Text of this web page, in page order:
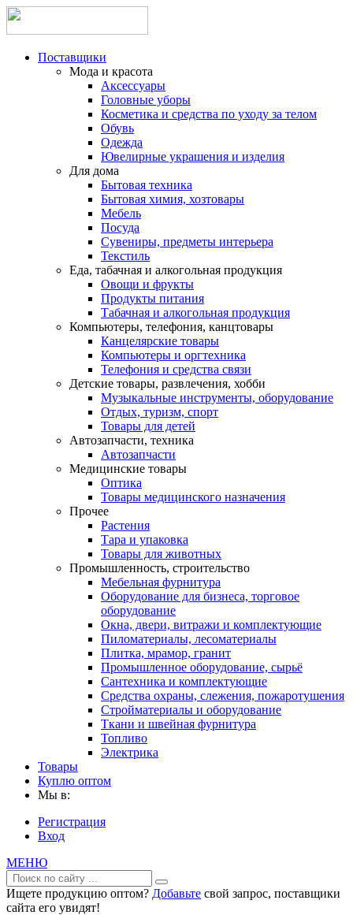
Поставщики
Мода и красота
Аксессуары
Головные уборы
Косметика и средства по уходу за телом
Обувь
Одежда
Ювелирные украшения и изделия
Для дома
Бытовая техника
Бытовая химия, хозтовары
Мебель
Посуда
Сувениры, предметы интерьера
Текстиль
Еда, табачная и алкогольная продукция
Овощи и фрукты
Продукты питания
Табачная и алкогольная продукция
Компьютеры, телефония, канцтовары
Канцелярские товары
Компьютеры и оргтехника
Телефония и средства связи
Детские товары, развлечения, хобби
Музыкальные инструменты, оборудование
Отдых, туризм, спорт
Товары для детей
Автозапчасти, техника
Автозапчасти
Медицинские товары
Оптика
Товары медицинского назначения
Прочее
Растения
Тара и упаковка
Товары для животных
Промышленность, строительство
Мебельная фурнитура
Оборудование для бизнеса, торговое
оборудование
Окна, двери, витражи и комплектующие
Пиломатериалы, лесоматериалы
Плитка, мрамор, гранит
Промышленное оборудование, сырьё
Сантехника и комплектующие
Средства охраны, слежения, пожаротушения
Стройматериалы и оборудование
Ткани и швейная фурнитура
Топливо
Электрика
Товары
Куплю оптом
Мы в:
Регистрация
Вход
МЕНЮ
Ищете продукцию оптом? Добавьте свой запрос, поставщики
сайта его увидят!